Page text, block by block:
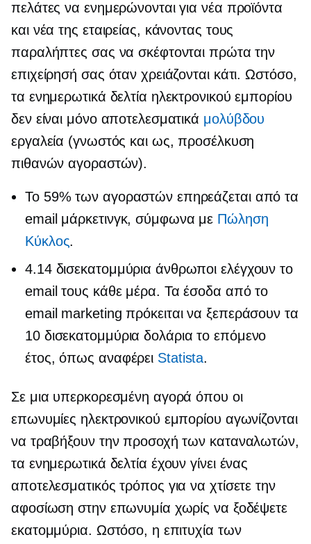
πελάτες να ενημερώνονται για νέα προϊόντα
και νέα της εταιρείας, κάνοντας τους
παραλήπτες σας να σκέφτονται πρώτα την
επιχείρησή σας όταν χρειάζονται κάτι. Ωστόσο,
τα ενημερωτικά δελτία ηλεκτρονικού εμπορίου
δεν είναι μόνο αποτελεσματικά μολύβδου
εργαλεία (γνωστός και ως, προσέλκυση
πιθανών αγοραστών).
Το 59% των αγοραστών επηρεάζεται από τα
email μάρκετινγκ, σύμφωνα με Πώληση
Κύκλος.
4.14 δισεκατομμύρια άνθρωποι ελέγχουν το
email τους κάθε μέρα. Τα έσοδα από το
email marketing πρόκειται να ξεπεράσουν τα
10 δισεκατομμύρια δολάρια το επόμενο
έτος, όπως αναφέρει Statista.
Σε μια υπερκορεσμένη αγορά όπου οι
επωνυμίες ηλεκτρονικού εμπορίου αγωνίζονται
να τραβήξουν την προσοχή των καταναλωτών,
τα ενημερωτικά δελτία έχουν γίνει ένας
αποτελεσματικός τρόπος για να χτίσετε την
αφοσίωση στην επωνυμία χωρίς να ξοδέψετε
εκατομμύρια. Ωστόσο, η επιτυχία των